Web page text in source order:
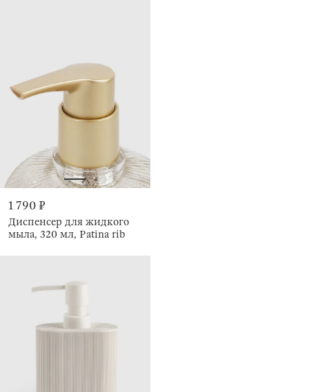
1 790 ₽
Диспенсер для жидкого
мыла, 320 мл, Patina rib